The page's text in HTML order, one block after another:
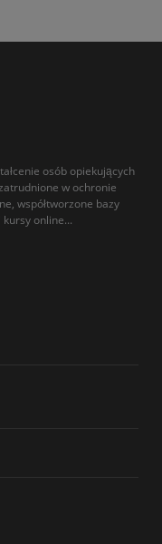
osób opiekujących
w ochronie
współtworzone bazy
online...